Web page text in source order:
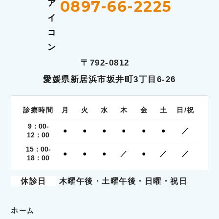
0897-66-2225
〒792-0812
愛媛県新居浜市坂井町3丁目6-26
診療時間 月 火 水 木 金 土 日/祝
9：00-
12：00
● ● ● ● ● ● ／
15：00-
18：00
● ● ● ／ ● ／ ／
休診日 木曜午後・土曜午後・日曜・祝日
ホーム